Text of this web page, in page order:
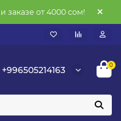
заказе от 4000 сом!
+996505214163 0